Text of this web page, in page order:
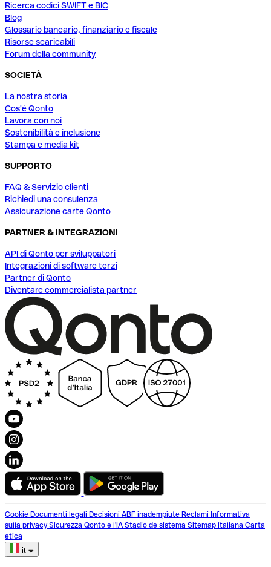
Ricerca codici SWIFT e BIC
Blog
Glossario bancario, finanziario e fiscale
Risorse scaricabili
Forum della community
SOCIETÀ
La nostra storia
Cos'è Qonto
Lavora con noi
Sostenibilità e inclusione
Stampa e media kit
SUPPORTO
FAQ & Servizio clienti
Richiedi una consulenza
Assicurazione carte Qonto
PARTNER & INTEGRAZIONI
API di Qonto per sviluppatori
Integrazioni di software terzi
Partner di Qonto
Diventare commercialista partner
Cookie Documenti legali Decisioni ABF inadempiute Reclami Informativa
sulla privacy Sicurezza Qonto e l'IA Stadio de sistema Sitemap italiana Carta
etica
it